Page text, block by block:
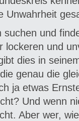
Unwahrheit
und
lockeren und
dies in
genau die
ja etwas
Und wenn
Aber wer,